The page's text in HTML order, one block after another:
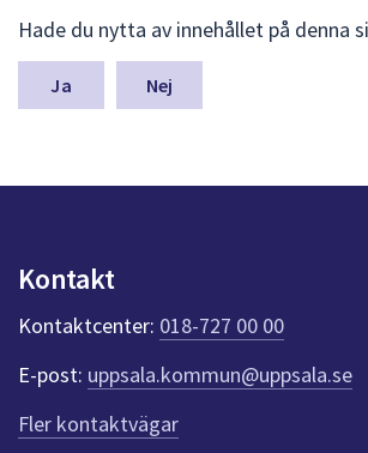
ä
m
a
n
k
e
r
f
ö
r
Hade du nytta av innehållet på denna
Nej
Kontakt
Kontaktcenter: 018-727 00 00
E-post: uppsala.kommun@uppsala.se
Fler kontaktvägar